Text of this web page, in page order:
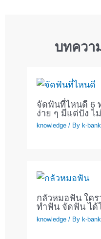
บทควา
จัดฟันที่ไหนดี 6
ง่าย ๆ มีแต่ปัง ไ
knowledge/ By k-bank
กลัวหมอฟัน ใคร
ทำฟัน จัดฟัน ได้
knowledge/ By k-bank